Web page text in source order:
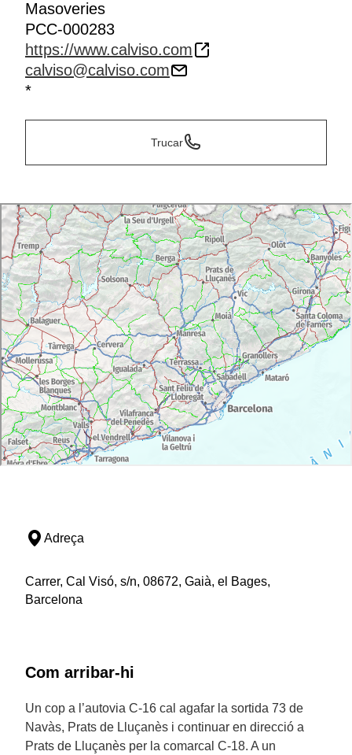
Masoveries
PCC-000283
https://www.calviso.com
calviso@calviso.com
*
Trucar
Adreça
Carrer, Cal Visó, s/n, 08672, Gaià, el Bages,
Barcelona
Com arribar-hi
Un cop a l’autovia C-16 cal agafar la sortida 73 de
Navàs, Prats de Lluçanès i continuar en direcció a
Prats de Lluçanès per la comarcal C-18. A un